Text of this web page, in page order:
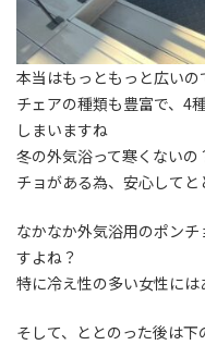
本当はもっともっと広いの
チェアの種類も豊富で、4
しまいますね
冬の外気浴って寒くない
チョがある為、安心して
なかなか外気浴用のポン
すよね？
特に冷え性の多い女性には
そして、ととのった後は